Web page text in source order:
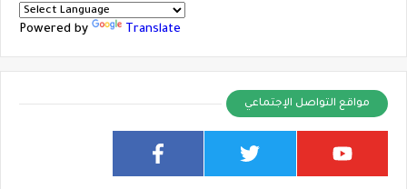
Powered by Translate
مواقع التواصل الإجتماعي